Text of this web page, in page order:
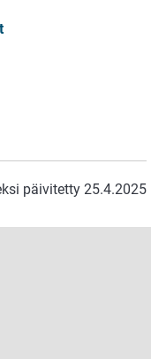
päivitetty 25.4.2025